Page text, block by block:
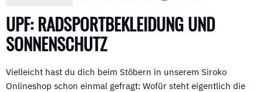
UPF: RADSPORTBEKLEIDUNG UND
SONNENSCHUTZ
Vielleicht hast du dich beim Stöbern in unserem Siroko
Onlineshop schon einmal gefragt: Wofür steht eigentlich die